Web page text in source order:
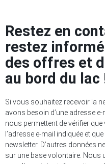
Restez en
restez
des offres et
au bord du lac
Si vous souhaitez recevoir la
avons besoin d’une adresse
nous permettent de vérifier
l’adresse e-mail indiquée et
newsletter. D’autres données
sur une base volontaire. Nous